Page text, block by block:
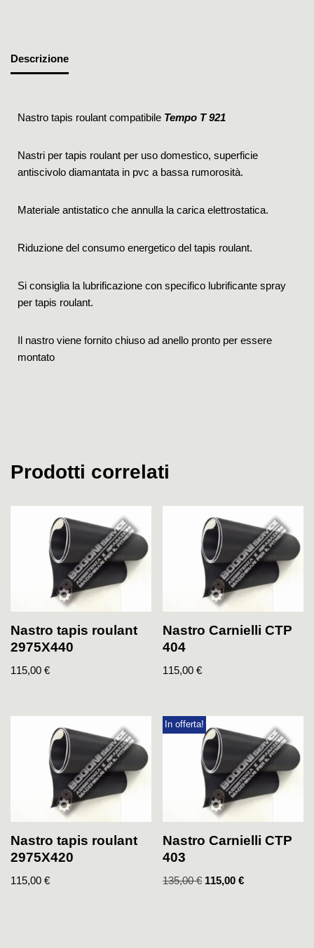
Descrizione
Nastro tapis roulant compatibile Tempo T 921
Nastri per tapis roulant per uso domestico, superficie
antiscivolo diamantata in pvc a bassa rumorosità.
Materiale antistatico che annulla la carica elettrostatica.
Riduzione del consumo energetico del tapis roulant.
Si consiglia la lubrificazione con specifico lubrificante spray
per tapis roulant.
Il nastro viene fornito chiuso ad anello pronto per essere
montato
Prodotti correlati
Nastro tapis roulant
2975X440
115,00 €
Nastro Carnielli CTP
404
115,00€
Nastro tapis roulant
2975X420
115,00 €
In offerta!
Nastro Carnielli CTP
403
135,00€ 115,00€